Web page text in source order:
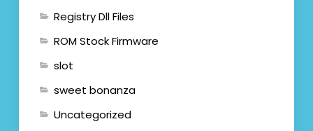
Registry Dll Files
ROM Stock Firmware
slot
sweet bonanza
Uncategorized